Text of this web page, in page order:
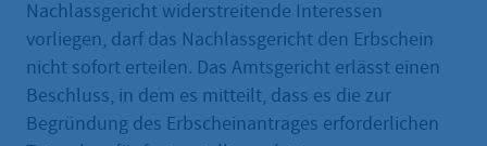
Nachlassgericht widerstreitende Interessen
vorliegen, darf das Nachlassgericht den Erbschein
nicht sofort erteilen. Das Amtsgericht erlässt einen
Beschluss, in dem es mitteilt, dass es die zur
Begründung des Erbscheinantrages erforderlichen